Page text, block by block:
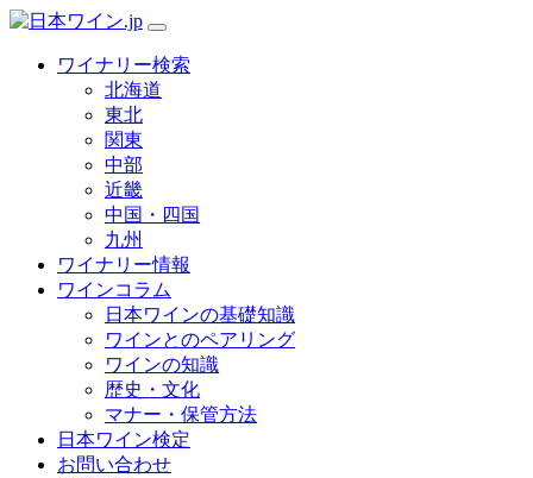
ワイナリー検索
北海道
東北
関東
中部
近畿
中国・四国
九州
ワイナリー情報
ワインコラム
日本ワインの基礎知識
ワインとのペアリング
ワインの知識
歴史・文化
マナー・保管方法
日本ワイン検定
お問い合わせ